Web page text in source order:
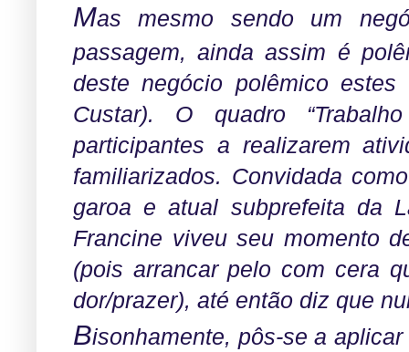
Mas mesmo sendo um
passagem, ainda assim é
deste negócio polêmico
Custar). O quadro
participantes a realizarem
familiarizados. Convidada
garoa e atual subprefeita da
Francine viveu seu momento
(pois arrancar pelo com cera
dor/prazer), até então diz que
Bisonhamente, pôs-se a